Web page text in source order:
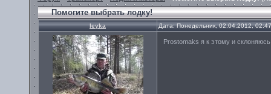
Помогите выбрать лодку!
leyka Дата: Понедельник, 02.04.2012,
Prostomaks я к этому и